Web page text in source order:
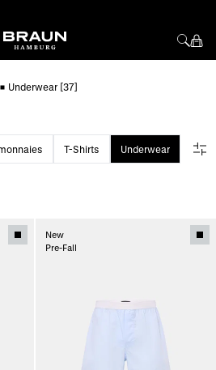
Underwear [37]
T-Shirts Underwear
New
Pre-Fall